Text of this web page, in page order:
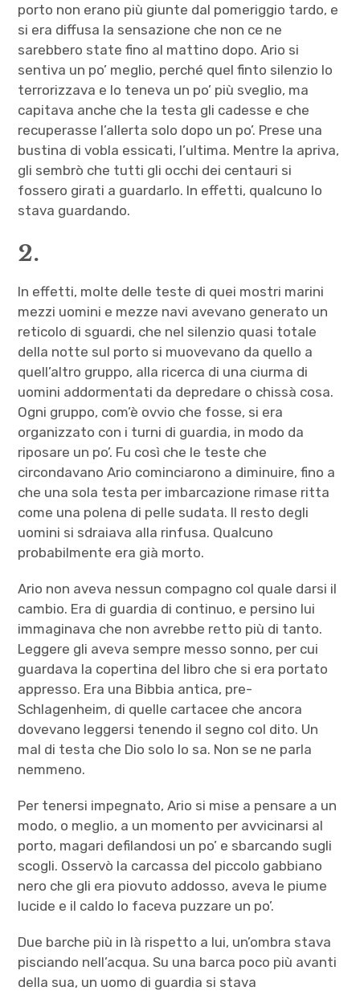
porto non erano più giunte dal pomeriggio tardo, e
si era diffusa la sensazione che non ce ne
sarebbero state fino al mattino dopo. Ario si
sentiva un po’ meglio, perché quel finto silenzio lo
terrorizzava e lo teneva un po’ più sveglio, ma
capitava anche che la testa gli cadesse e che
recuperasse l’allerta solo dopo un po’. Prese una
bustina di vobla essicati, l’ultima. Mentre la apriva,
gli sembrò che tutti gli occhi dei centauri si
fossero girati a guardarlo. In effetti, qualcuno lo
stava guardando.
2.
In effetti, molte delle teste di quei mostri marini
mezzi uomini e mezze navi avevano generato un
reticolo di sguardi, che nel silenzio quasi totale
della notte sul porto si muovevano da quello a
quell’altro gruppo, alla ricerca di una ciurma di
uomini addormentati da depredare o chissà cosa.
Ogni gruppo, com’è ovvio che fosse, si era
organizzato con i turni di guardia, in modo da
riposare un po’. Fu così che le teste che
circondavano Ario cominciarono a diminuire, fino a
che una sola testa per imbarcazione rimase ritta
come una polena di pelle sudata. Il resto degli
uomini si sdraiava alla rinfusa. Qualcuno
probabilmente era già morto.
Ario non aveva nessun compagno col quale darsi il
cambio. Era di guardia di continuo, e persino lui
immaginava che non avrebbe retto più di tanto.
Leggere gli aveva sempre messo sonno, per cui
guardava la copertina del libro che si era portato
appresso. Era una Bibbia antica, pre-
Schlagenheim, di quelle cartacee che ancora
dovevano leggersi tenendo il segno col dito. Un
mal di testa che Dio solo lo sa. Non se ne parla
nemmeno.
Per tenersi impegnato, Ario si mise a pensare a un
modo, o meglio, a un momento per avvicinarsi al
porto, magari defilandosi un po’ e sbarcando sugli
scogli. Osservò la carcassa del piccolo gabbiano
nero che gli era piovuto addosso, aveva le piume
lucide e il caldo lo faceva puzzare un po’.
Due barche più in là rispetto a lui, un’ombra stava
pisciando nell’acqua. Su una barca poco più avanti
della sua, un uomo di guardia si stava